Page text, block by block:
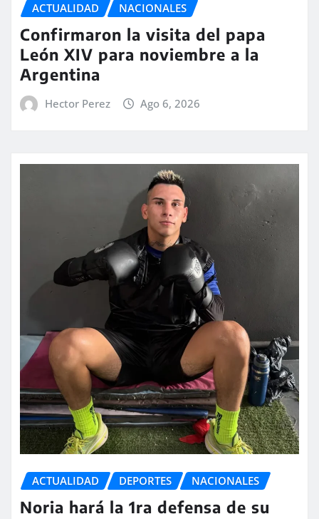
ACTUALIDAD NACIONALES
Confirmaron la visita del papa
León XIV para noviembre a la
Argentina
Hector Perez Ago 6, 2026
ACTUALIDAD DEPORTES NACIONALES
Noria hará la 1ra defensa de su